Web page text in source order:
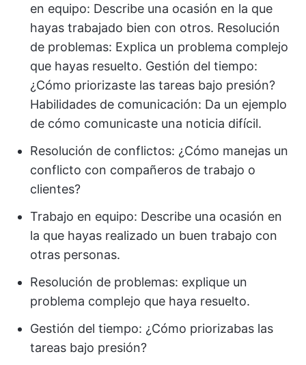
en equipo: Describe una ocasión en la que
hayas trabajado bien con otros. Resolución
de problemas: Explica un problema complejo
que hayas resuelto. Gestión del tiempo:
¿Cómo priorizaste las tareas bajo presión?
Habilidades de comunicación: Da un ejemplo
de cómo comunicaste una noticia difícil.
Resolución de conflictos: ¿Cómo manejas un
conflicto con compañeros de trabajo o
clientes?
Trabajo en equipo: Describe una ocasión en
la que hayas realizado un buen trabajo con
otras personas.
Resolución de problemas: explique un
problema complejo que haya resuelto.
Gestión del tiempo: ¿Cómo priorizabas las
tareas bajo presión?